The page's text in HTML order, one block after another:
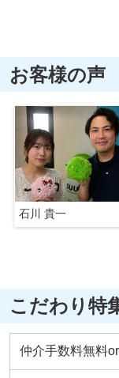
お客様の声
石川 貴一
こだわり特
仲介手数料無料